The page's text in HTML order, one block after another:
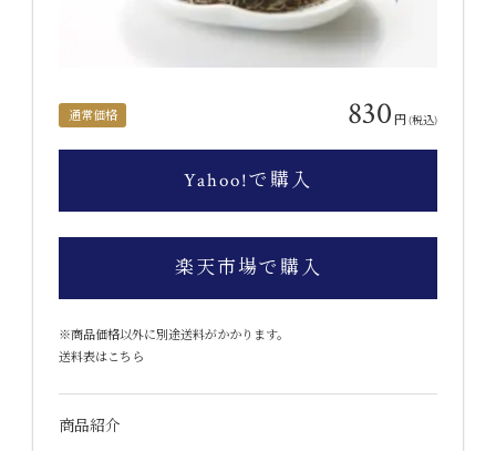
通常価格 830 円(税込)
Yahoo!で購入
楽天市場で購入
※商品価格以外に別途送料がかかります。
送料表はこちら
商品紹介